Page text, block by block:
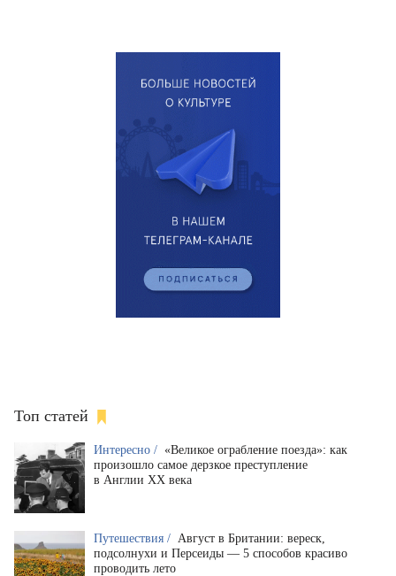
Топ статей
Интересно / «Великое ограбление поезда»: как
произошло самое дерзкое преступление
в Англии XX века
Путешествия / Август в Британии: вереск,
подсолнухи и Персеиды — 5 способов красиво
проводить лето